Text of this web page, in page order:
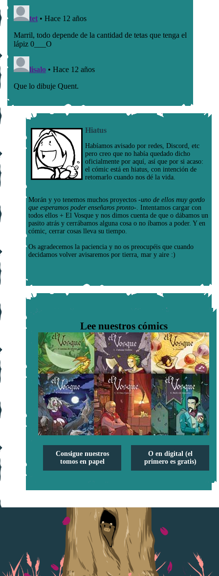
Hiatus
Habíamos avisado por redes, Discord, etc
pero creo que no había quedado dicho
oficialmente por aquí, así que por si acaso:
el cómic está en hiatus, con intención de
retomarlo cuando nos dé la vida.
Morán y yo tenemos muchos proyectos -uno de ellos muy gordo
que esperamos poder enseñaros pronto- . Intentamos cargar con
todos ellos + El Vosque y nos dimos cuenta de que o dábamos un
pasito atrás y cerrábamos alguna cosa o no íbamos a poder. Y en
cómic, cerrar cosas lleva su tiempo.
Os agradecemos la paciencia y no os preocupéis que cuando
decidamos volver avisaremos por tierra, mar y aire :)
Lee nuestros cómics
Consigue nuestros
tomos en papel
O en digital (el
primero es gratis)